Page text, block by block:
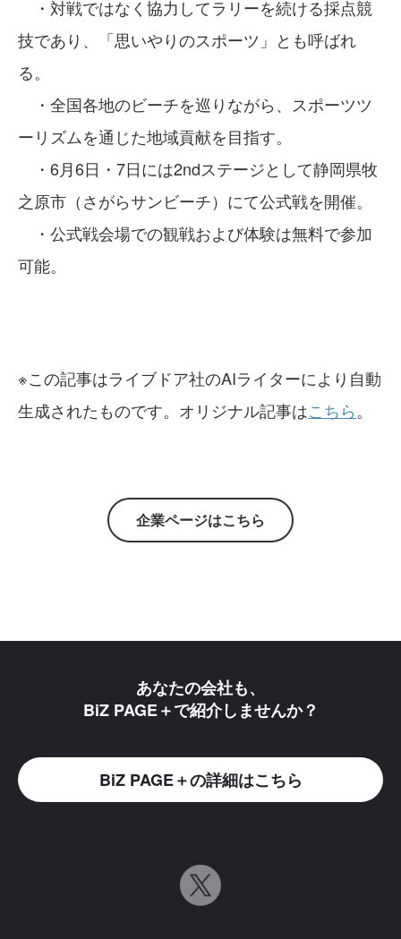
・対戦ではなく協力してラリーを続ける採点競
技であり、「思いやりのスポーツ」とも呼ばれ
る。
・全国各地のビーチを巡りながら、スポーツツ
ーリズムを通じた地域貢献を目指す。
・6月6日・7日には2ndステージとして静岡県牧
之原市（さがらサンビーチ）にて公式戦を開催。
・公式戦会場での観戦および体験は無料で参加
可能。
※この記事はライブドア社のAIライターにより自動
生成されたものです。オリジナル記事はこちら。
企業ページはこちら
あなたの会社も、
BiZ PAGE＋で紹介しませんか？
BiZ PAGE＋の詳細はこちら